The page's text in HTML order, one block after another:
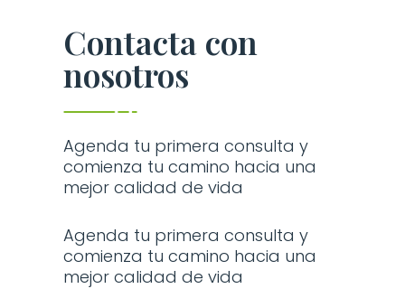
Contacta con
nosotros
Agenda tu primera consulta y
comienza tu camino hacia una
mejor calidad de vida
Agenda tu primera consulta y
comienza tu camino hacia una
mejor calidad de vida